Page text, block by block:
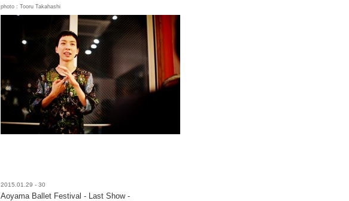
photo : Tooru Takahashi
2015.01.29 - 30
Aoyama Ballet Festival - Last Show -